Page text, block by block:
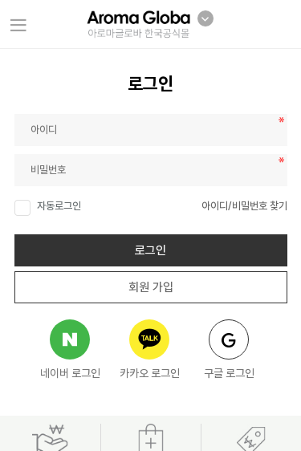
로그인
자동로그인 아이디/비밀번호 찾기
로그인
회원 가입
네이버 로그인 카카오 로그인 구글 로그인